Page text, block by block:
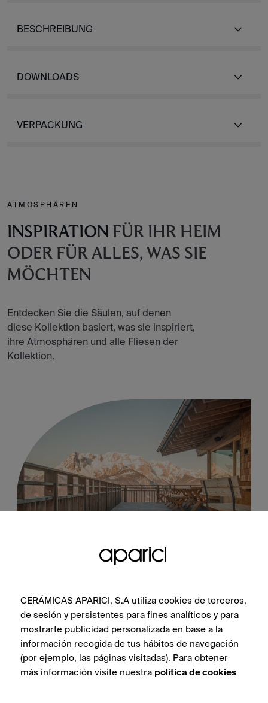
BESCHREIBUNG
DOWNLOADS
VERPACKUNG
ATMOSPHÄREN
INSPIRATION FÜR IHR HEIM
ODER FÜR ALLES, WAS SIE
MÖCHTEN
Entdecken Sie die Säulen, auf denen
diese Kollektion basiert, was sie inspiriert,
ihre Atmosphären und alle Fliesen der
Kollektion.
SIEHE SAMMLUNG
CERÁMICAS APARICI, S.A utiliza cookies de terceros,
de sesión y persistentes para fines analíticos y para
mostrarte publicidad personalizada en base a la
información recogida de tus hábitos de navegación
(por ejemplo, las páginas visitadas). Para obtener
más información visite nuestra política de cookies